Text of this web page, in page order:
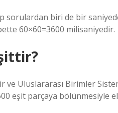
sorulardan biri de bir
60×60=3600 milisaniyedir.
ve Uluslararası Birimler
eşit parçaya bölünmesiyle